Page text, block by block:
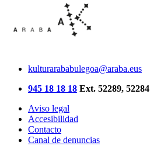
kulturarababulegoa@araba.eus
945 18 18 18 Ext. 52289, 52284
Aviso legal
Accesibilidad
Contacto
Canal de denuncias